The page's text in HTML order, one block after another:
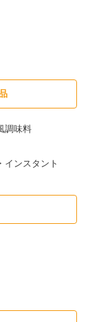
調味料
インスタント